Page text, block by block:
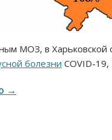
МОЗ, в Харьковской
болезни COVID-
→